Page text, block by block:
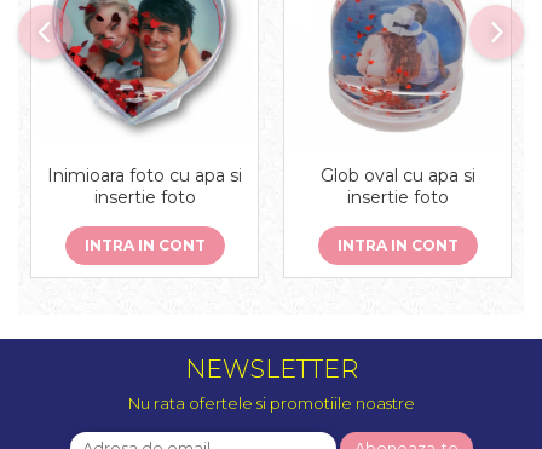
Inimioara foto cu apa si
insertie foto
INTRA IN CONT
Glob oval cu apa si
insertie foto
INTRA IN CONT
NEWSLETTER
Nu rata ofertele si promotiile noastre